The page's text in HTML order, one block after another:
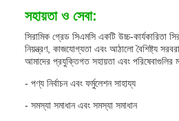
সহায়তা ও সেবা:
সিরামিক গ্রেড সিএমসি একটি উচ্চ-কার্যকারিতা
নিয়ন্ত্রণ, কাজযোগ্যতা এবং আঠালো বৈশিষ্ট্য
আমাদের প্রযুক্তিগত সহায়তা এবং পরিষেবাগুলির
- পণ্য নির্বাচন এবং ফর্মুলেশন সাহায্য
- সমস্যা সমাধান এবং সমস্যা সমাধান